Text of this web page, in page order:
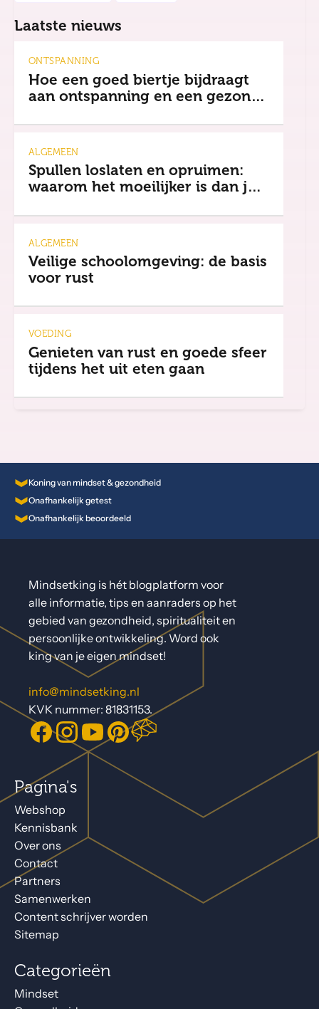
Laatste nieuws
ONTSPANNING
Hoe een goed biertje bijdraagt
aan ontspanning en een gezonde
ALGEMEEN
Spullen loslaten en opruimen:
waarom het moeilijker is dan je
ALGEMEEN
Veilige schoolomgeving: de basis
voor rust
VOEDING
Genieten van rust en goede sfeer
tijdens het uit eten gaan
Koning van mindset & gezondheid
Onafhankelijk getest
Onafhankelijk beoordeeld
Mindsetking is hét blogplatform voor
alle informatie, tips en aanraders op het
gebied van gezondheid, spiritualiteit en
persoonlijke ontwikkeling. Word ook
king van je eigen mindset!
info@mindsetking.nl
KVK nummer: 81831153.
Pagina's
Webshop
Kennisbank
Over ons
Contact
Partners
Samenwerken
Content schrijver worden
Sitemap
Categorieën
Mindset